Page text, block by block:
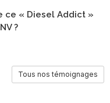
ce « Diesel Addict »
?
Tous nos témoignages